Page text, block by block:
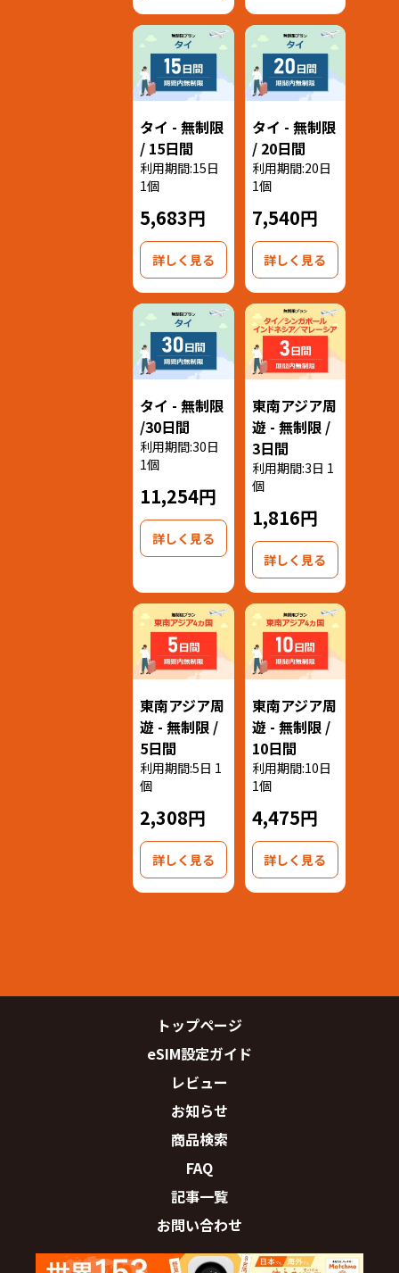
タイ - 無制限
/ 15日間
利用期間:15日
1個
5,683円
詳しく見る
タイ - 無制限
/ 20日間
利用期間:20日
1個
7,540円
詳しく見る
タイ - 無制限
/30日間
利用期間:30日
1個
11,254円
詳しく見る
東南アジア周
遊 - 無制限 /
3日間
利用期間:3日 1
個
1,816円
詳しく見る
東南アジア周
遊 - 無制限 /
5日間
利用期間:5日 1
個
2,308円
詳しく見る
東南アジア周
遊 - 無制限 /
10日間
利用期間:10日
1個
4,475円
詳しく見る
トップページ
eSIM設定ガイド
レビュー
お知らせ
商品検索
FAQ
記事一覧
お問い合わせ